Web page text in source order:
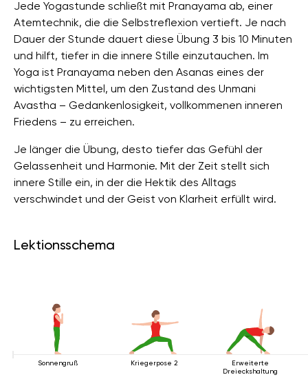
Jede Yogastunde schließt mit Pranayama ab, einer
Atemtechnik, die die Selbstreflexion vertieft. Je nach
Dauer der Stunde dauert diese Übung 3 bis 10 Minuten
und hilft, tiefer in die innere Stille einzutauchen. Im
Yoga ist Pranayama neben den Asanas eines der
wichtigsten Mittel, um den Zustand des Unmani
Avastha – Gedankenlosigkeit, vollkommenen inneren
Friedens – zu erreichen.
Je länger die Übung, desto tiefer das Gefühl der
Gelassenheit und Harmonie. Mit der Zeit stellt sich
innere Stille ein, in der die Hektik des Alltags
verschwindet und der Geist von Klarheit erfüllt wird.
Lektionsschema
Sonnengruß Kriegerpose 2
Erweiterte
Dreieckshaltung